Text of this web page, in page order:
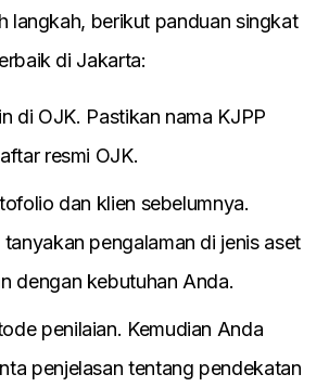
langkah, berikut panduan singkat
di Jakarta:
di OJK. Pastikan nama KJPP
resmi OJK.
dan klien sebelumnya.
tanyakan pengalaman di jenis aset
dengan kebutuhan Anda.
penilaian. Kemudian Anda
penjelasan tentang pendekatan